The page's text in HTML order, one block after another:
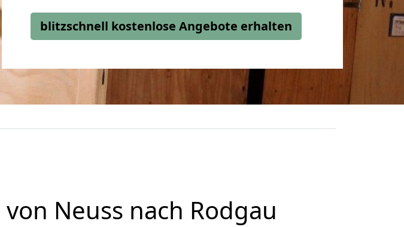
blitzschnell kostenlose Angebote erhalten
Neuss nach Rodgau